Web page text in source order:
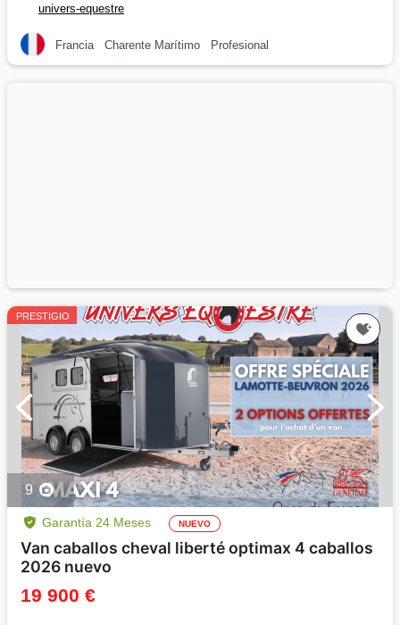
univers-equestre
Francia Charente Marítimo Profesional
PRESTIGIO
9
Garantía 24 Meses NUEVO
Van caballos cheval liberté optimax 4 caballos
2026 nuevo
19 900 €